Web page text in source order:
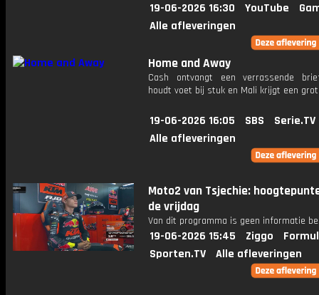
19-06-2026 16:30 YouTube
Alle afleveringen
Home and Away
Cash ontvangt een verrassende
houdt voet bij stuk en Mali krijgt een
19-06-2026 16:05 SBS
Serie.TV
Alle afleveringen
Moto2 van Tsjechie:
de vrijdag
Van dit programma is geen informatie
19-06-2026 15:45 Ziggo
Sporten.TV
Alle afleveringen